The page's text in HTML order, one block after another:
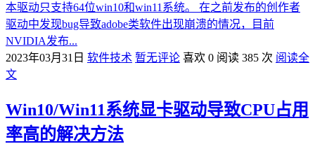
本驱动只支持64位win10和win11系统。 在之前发布的创作者
驱动中发现bug导致adobe类软件出现崩溃的情况，目前
NVIDIA发布...
2023年03月31日 软件技术 暂无评论 喜欢 0 阅读 385 次 阅读全
文
Win10/Win11系统显卡驱动导致CPU占用
率高的解决方法